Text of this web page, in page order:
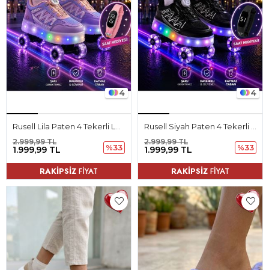
4
1.999,99 TL
2.999,99 TL
%33
RAKİPSİZ FİYAT
4
1.999,99 TL
2.999,99 TL
%33
RAKİPSİZ FİYAT